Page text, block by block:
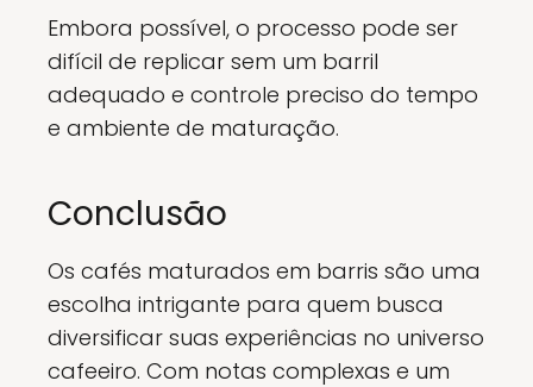
Embora possível, o processo pode ser
difícil de replicar sem um barril
adequado e controle preciso do tempo
e ambiente de maturação.
Conclusão
Os cafés maturados em barris são uma
escolha intrigante para quem busca
diversificar suas experiências no universo
cafeeiro. Com notas complexas e um